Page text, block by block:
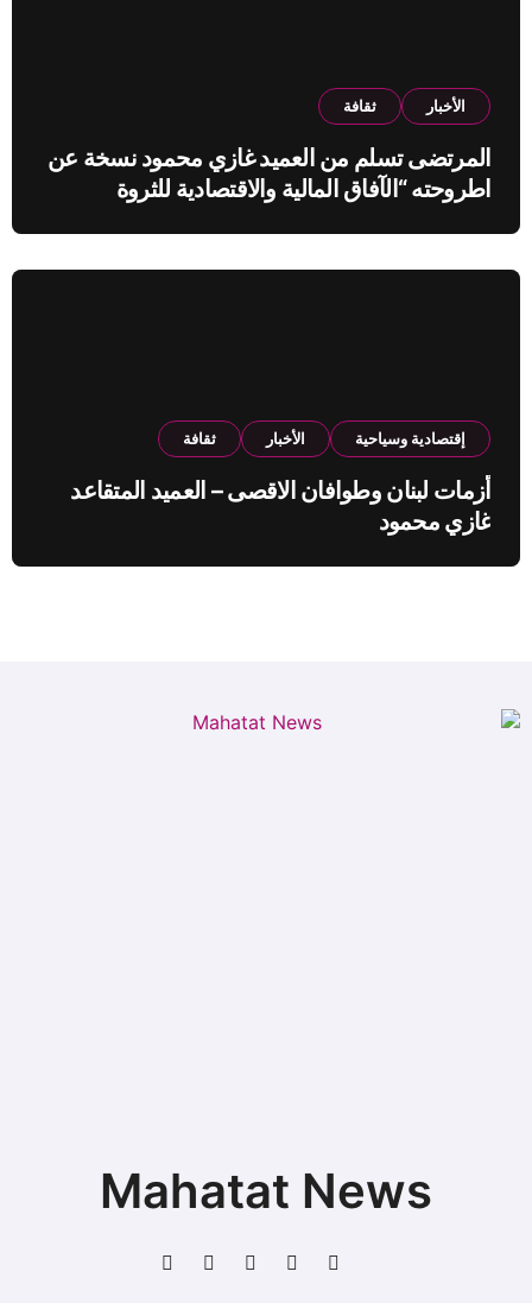
الأخبار ثقافة
المرتضى تسلم من العميد غازي محمود نسخة عن
اطروحته “الآفاق المالية والاقتصادية للثروة
إقتصادية وسياحية الأخبار ثقافة
أزمات لبنان وطوافان الاقصى – العميد المتقاعد
غازي محمود
Mahatat News